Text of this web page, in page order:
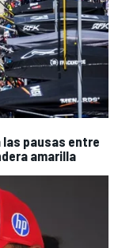
las pausas entre
amarilla